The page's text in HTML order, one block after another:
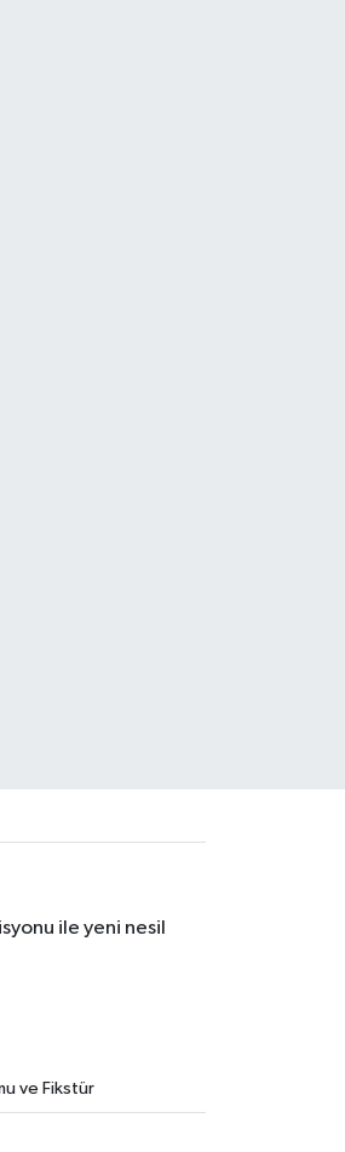
ile yeni nesil
ve Fikstür